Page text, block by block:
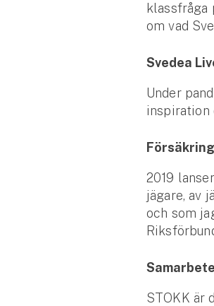
klassfråga
om vad
Svedea
Under
inspiration
2019
jägare, av
och som
STOKK är